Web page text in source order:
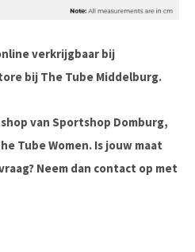
verkrijgbaar bij
bij The Tube Middelburg.
van Sportshop Domburg,
Tube Women. Is jouw maat
Neem dan contact op met